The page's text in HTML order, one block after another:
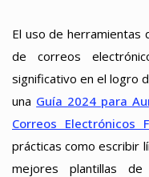
El uso de herramientas
de correos
significativo en el logro
una Guía 2024 para
Correos Electrónicos
prácticas como escribir
mejores plantillas